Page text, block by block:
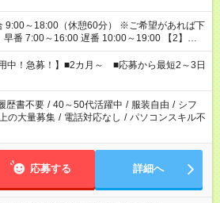
18:00（休憩60分） ※ご希望があれば下
7:00～16:00 遅番 10:00～19:00 【2】夜
16:30～翌10:30など ※Wワーク希望の
仕事で希望する勤務時間と、もう1つのお仕事の
週40時間を超える場合は応募できません。
用中！急募！】■2カ月～ ■応募から最短2～3日
歴書不要 / 40～50代活躍中 / 服装自由 / シフ
の大量募集 / 電話対応なし / パソコンスキル不
応募する 詳細へ